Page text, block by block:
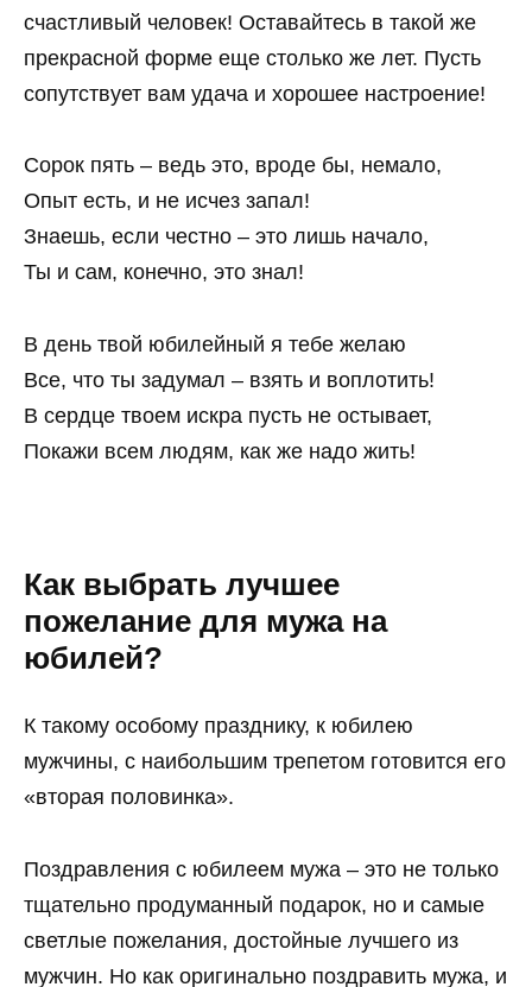
счастливый человек! Оставайтесь в такой же
прекрасной форме еще столько же лет. Пусть
сопутствует вам удача и хорошее настроение!
Сорок пять – ведь это, вроде бы, немало,
Опыт есть, и не исчез запал!
Знаешь, если честно – это лишь начало,
Ты и сам, конечно, это знал!
В день твой юбилейный я тебе желаю
Все, что ты задумал – взять и воплотить!
В сердце твоем искра пусть не остывает,
Покажи всем людям, как же надо жить!
Как выбрать лучшее
пожелание для мужа на
юбилей?
К такому особому празднику, к юбилею
мужчины, с наибольшим трепетом готовится его
«вторая половинка».
Поздравления с юбилеем мужа – это не только
тщательно продуманный подарок, но и самые
светлые пожелания, достойные лучшего из
мужчин. Но как оригинально поздравить мужа, и